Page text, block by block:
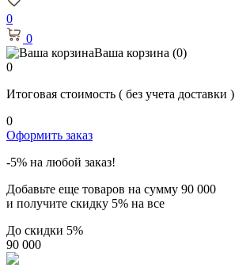
0
0
Ваша корзина (0)
0
Итоговая стоимость ( без учета доставки )
0
Оформить заказ
-5% на любой заказ!
Добавьте еще товаров на сумму 90 000
и получите скидку 5% на все
До скидки 5%
90 000